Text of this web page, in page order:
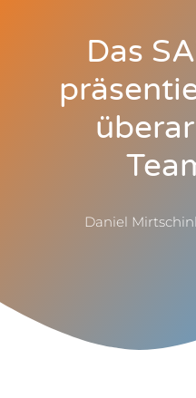
Das
Daniel